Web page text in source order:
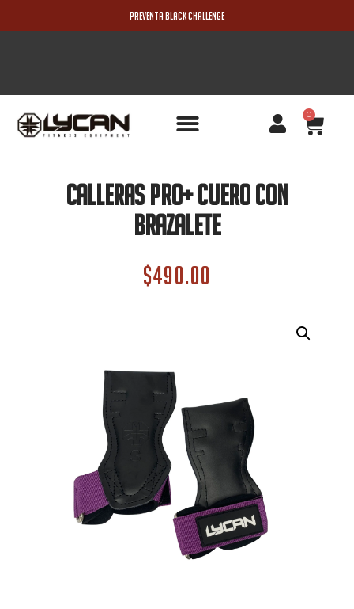
PREVENTA BLACK CHALLENGE
0
Calleras PRO+ Cuero Con
Brazalete
$490.00